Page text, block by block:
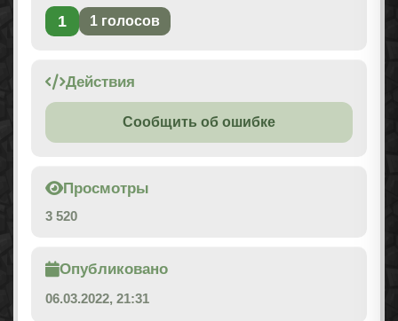
1 1 голосов
Действия
Сообщить об ошибке
Просмотры
3 520
Опубликовано
06.03.2022, 21:31